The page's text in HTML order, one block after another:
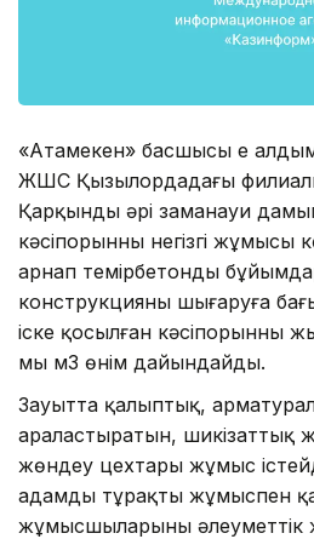
«Атамекен» басшысы ең
ЖШС Қызылордадағы
Қарқынды әрі заманауи
кәсіпорынның негізгі
арнап темірбетонды
конструкцияны шығаруға
іске қосылған кәсіпорынның
мың м3 өнім дайындайды.
Зауытта қалыптық,
араластыратын, шикізаттық
жөндеу цехтары жұмыс
адамды тұрақты жұмыспен
жұмысшыларының